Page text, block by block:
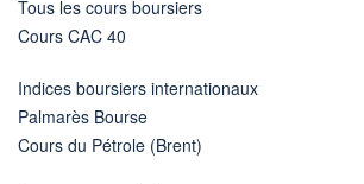
Tous les cours boursiers
Cours CAC 40
Indices boursiers internationaux
Palmarès Bourse
Cours du Pétrole (Brent)